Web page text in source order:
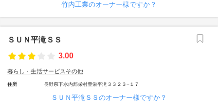
竹内工業のオーナー様ですか？
ＳＵＮ平滝ＳＳ
3.00
暮らし・生活サービスその他
住所 長野県下水内郡栄村豊栄平滝３３２３−１７
ＳＵＮ平滝ＳＳのオーナー様ですか？